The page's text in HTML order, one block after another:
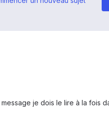
je dois le lire à la fois